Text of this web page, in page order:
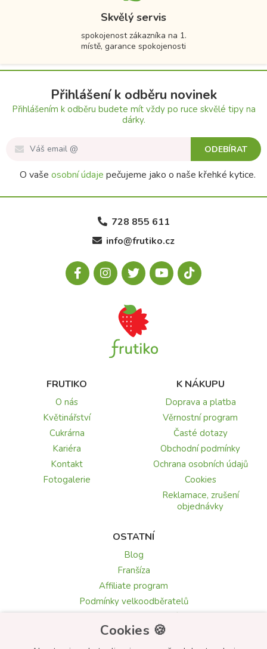
Skvělý servis
spokojenost zákazníka na 1.
místě, garance spokojenosti
Přihlášení k odběru novinek
Přihlášením k odběru budete mít vždy po ruce skvělé tipy na
dárky.
ODEBÍRAT
O vaše osobní údaje pečujeme jako o naše křehké kytice.
728 855 611
info@frutiko.cz
FRUTIKO
O nás
Květinářství
Cukrárna
Kariéra
Kontakt
Fotogalerie
K NÁKUPU
Doprava a platba
Věrnostní program
Časté dotazy
Obchodní podmínky
Ochrana osobních údajů
Cookies
Reklamace, zrušení
objednávky
OSTATNÍ
Blog
Franšíza
Affiliate program
Podmínky velkoodběratelů
Recenze a hodnocení
Texty blahopřání
Cookies 🍪